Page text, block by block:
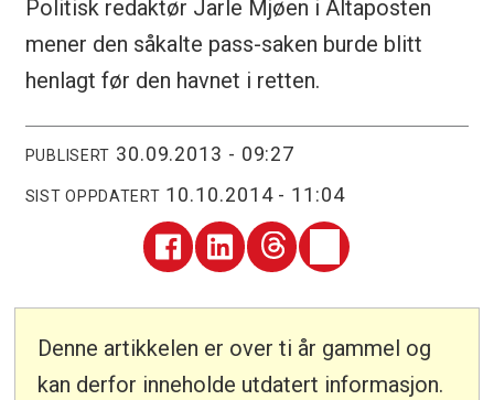
Politisk redaktør Jarle Mjøen i Altaposten
mener den såkalte pass-saken burde blitt
henlagt før den havnet i retten.
PUBLISERT 30.09.2013 - 09:27
SIST OPPDATERT 10.10.2014 - 11:04
Denne artikkelen er over ti år gammel og
kan derfor inneholde utdatert informasjon.